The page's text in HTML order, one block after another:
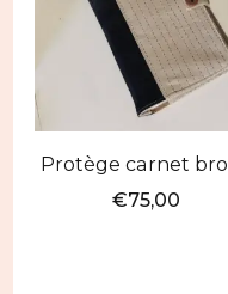
Protège carnet
€75,00